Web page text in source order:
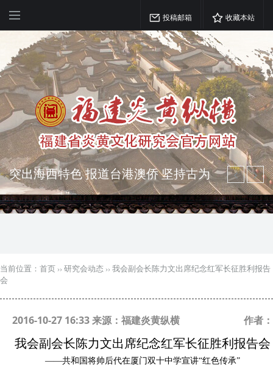
投稿邮箱 收藏本站
突出海西特色 报道台港澳侨 坚持古为
今用 力求雅俗共赏
弘扬优秀文化 振奋民族精神 介绍民族
当前位置： 首页 ›› 研究会动态 ›› 我会副会长陈力文出席纪念红军长征胜利报告
会
2016-10-27 16:33 来源：福建炎黄纵横
作者：
我会副会长陈力文出席纪念红军长征胜利报告会
——共和国将帅后代在厦门双十中学宣讲“红色传承”